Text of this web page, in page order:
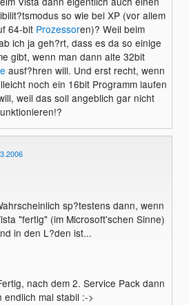
so wie bei XP (vor allem
64-bit Prozessoren)? Weil beim
ich ja geh?rt, dass es da so einige
gibt, wenn man dann alte 32bit
ausf?hren will. Und erst recht, wenn
noch ein 16bit Programm laufen
weil das soll angeblich gar nicht
sp?testens dann, wenn
"fertig" (im Microsoft'schen Sinne)
in den L?den ist...
nach dem 2. Service Pack dann
endlich mal stabil :->